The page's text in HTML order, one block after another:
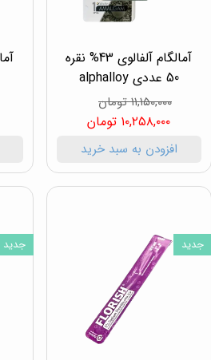
آمالگام آلفالوی 43% نقره
50 عددی alphalloy
۱۱,۱۵۰,۰۰۰ تومان
۱۰,۲۵۸,۰۰۰ تومان
افزودن به سبد خرید
جدید جدید